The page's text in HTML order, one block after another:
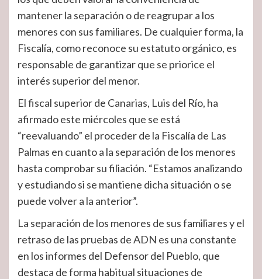
mantener la separación o de reagrupar a los
menores con sus familiares. De cualquier forma, la
Fiscalía, como reconoce su estatuto orgánico, es
responsable de garantizar que se priorice el
interés superior del menor.
El fiscal superior de Canarias, Luis del Río, ha
afirmado este miércoles que se está
“reevaluando” el proceder de la Fiscalía de Las
Palmas en cuanto a la separación de los menores
hasta comprobar su filiación. “Estamos analizando
y estudiando si se mantiene dicha situación o se
puede volver a la anterior”.
La separación de los menores de sus familiares y el
retraso de las pruebas de ADN es una constante
en los informes del Defensor del Pueblo, que
destaca de forma habitual situaciones de